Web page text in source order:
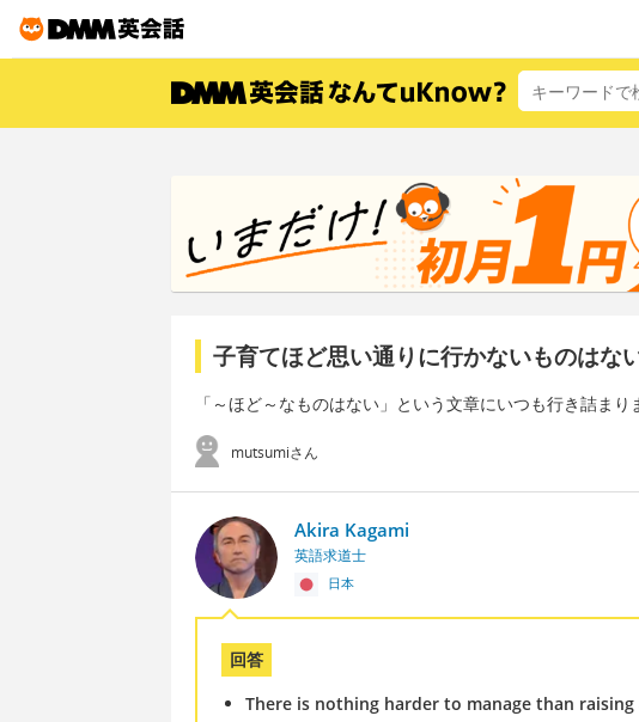
子育てほど思い通りに行かないものはな
「～ほど～なものはない」という文章にいつも行き詰まり
mutsumiさん
Akira Kagami
英語求道士
日本
回答
There is nothing harder to manage than raising